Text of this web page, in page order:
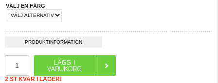
VÄLJ EN FÄRG
PRODUKTINFORMATION
2 ST KVAR I LAGER!